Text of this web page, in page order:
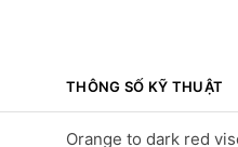
THÔNG SỐ KỸ THUẬT
Orange to dark red